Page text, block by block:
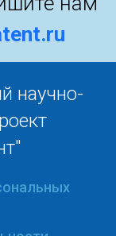
научно-